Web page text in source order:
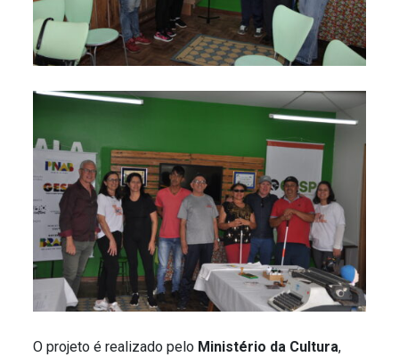
O projeto é realizado pelo Ministério da Cultura,